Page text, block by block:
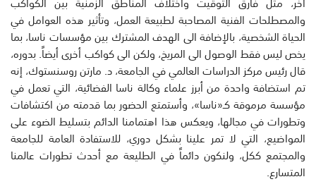
والمصطلحات الفنية المصاحبة لطبيعة العمل، وتأثير هذه العوامل في
الحياة الشخصية، بالإضافة الى الهدف المشترك بين مؤسسات ناسا، بما
يخص ليس فقط الوصول الى المريخ، ولكن الى كواكب أخرى أيضاً. بدوره،
قال رئيس مركز الدراسات العالمي في الجامعة، د. مارتن روسنستوك، إنه
تم استضافة واحدة من أبرز علماء وكالة ناسا الفضائية، التي تعمل في
مؤسسة مرموقة كـ«ناسا»، وأستمتع الحضور بما قدمته من اكتشافات
وتطورات في مجالها، ويعكس هذا اهتمامنا الدائم بتسليط الضوء على
المواضيع، التي لا تمر علينا بشكل دوري، للاستفادة العامة للجامعة
والمجتمع ككل، ولنكون دائماً في الطليعة مع أحدث تطورات عالمنا
المتسارع.